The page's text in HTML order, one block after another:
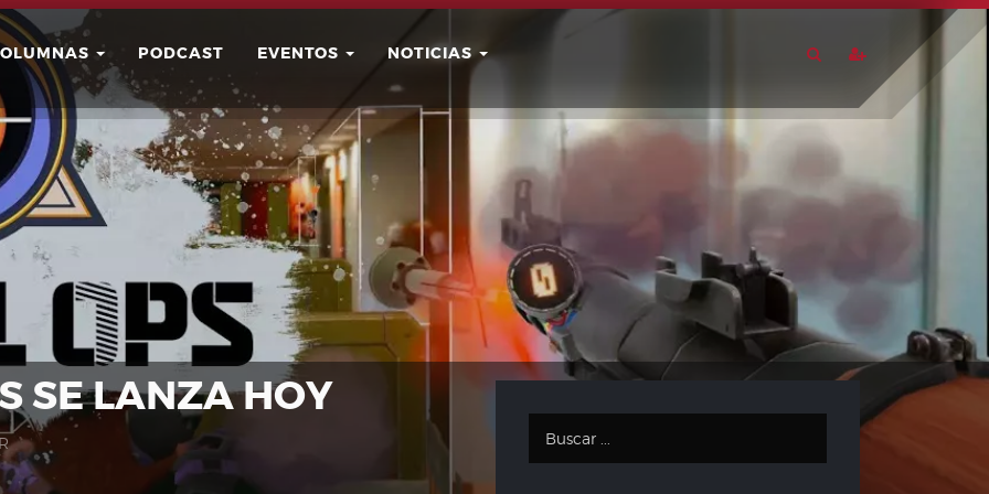
PODCAST EVENTOS NOTICIAS
Usuario
SE LANZA HOY